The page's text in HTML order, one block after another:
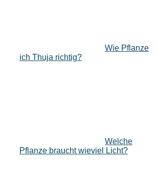
Wie Pflanze
ich Thuja richtig?
Welche
Pflanze braucht wieviel Licht?